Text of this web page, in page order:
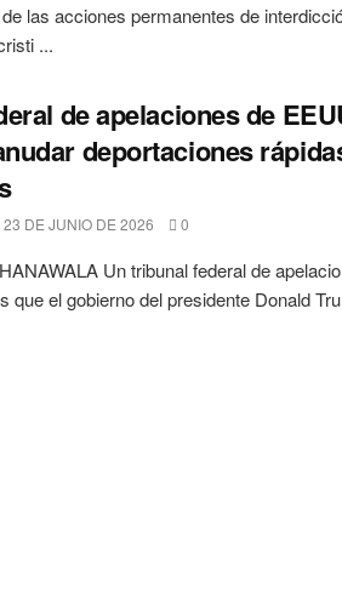
las acciones permanentes de
...
de apelaciones de
deportaciones
23 DE JUNIO DE 2026 0
Un tribunal federal de
que el gobierno del presidente Donald